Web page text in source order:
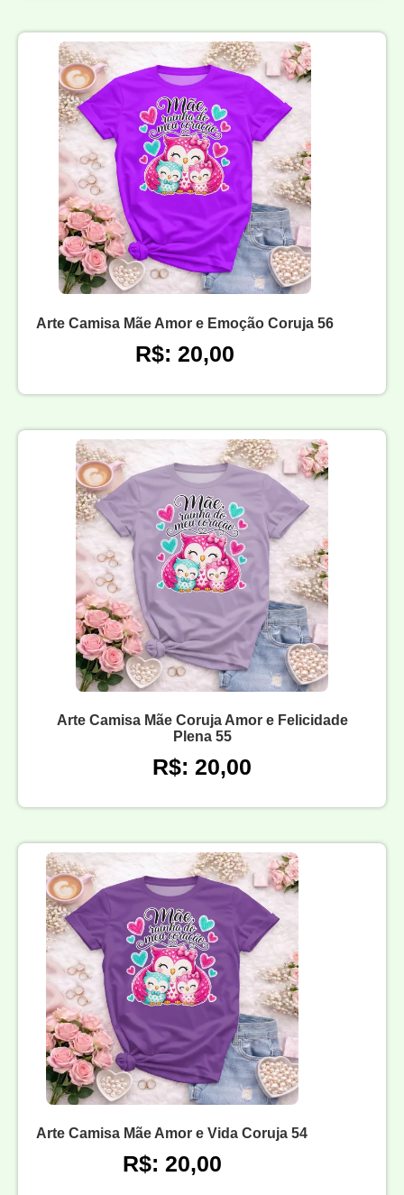
Arte Camisa Mãe Amor e Emoção Coruja 56
R$: 20,00
Arte Camisa Mãe Coruja Amor e Felicidade
Plena 55
R$: 20,00
Arte Camisa Mãe Amor e Vida Coruja 54
R$: 20,00